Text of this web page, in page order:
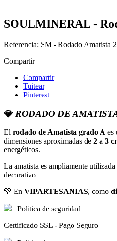
SOULMINERAL -
Referencia: SM - Rodado Amatista
Compartir
Compartir
Tuitear
Pinterest
💎 RODADO DE
El rodado de Amatista grado A es
dimensiones aproximadas de 2 a 3
energéticos.
La amatista es ampliamente utilizada
decorativo.
💚 En VIPARTESANIAS, como
Política de seguridad
Certificado SSL - Pago Seguro